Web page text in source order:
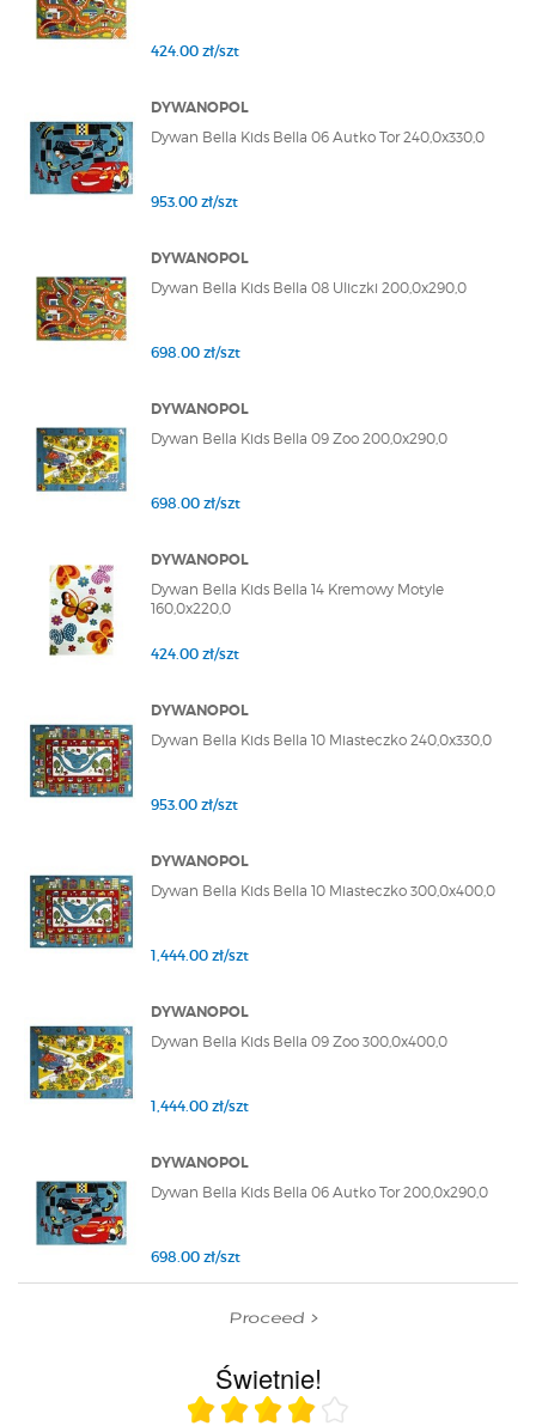
424.00 zł/szt
DYWANOPOL
Dywan Bella Kids Bella 06 Autko Tor 240,0x330,0
953.00 zł/szt
DYWANOPOL
Dywan Bella Kids Bella 08 Uliczki 200,0x290,0
698.00 zł/szt
DYWANOPOL
Dywan Bella Kids Bella 09 Zoo 200,0x290,0
698.00 zł/szt
DYWANOPOL
Dywan Bella Kids Bella 14 Kremowy Motyle
160,0x220,0
424.00 zł/szt
DYWANOPOL
Dywan Bella Kids Bella 10 Miasteczko 240,0x330,0
953.00 zł/szt
DYWANOPOL
Dywan Bella Kids Bella 10 Miasteczko 300,0x400,0
1,444.00 zł/szt
DYWANOPOL
Dywan Bella Kids Bella 09 Zoo 300,0x400,0
1,444.00 zł/szt
DYWANOPOL
Dywan Bella Kids Bella 06 Autko Tor 200,0x290,0
698.00 zł/szt
Proceed
Świetnie!
Ocena średnia 4 na 5